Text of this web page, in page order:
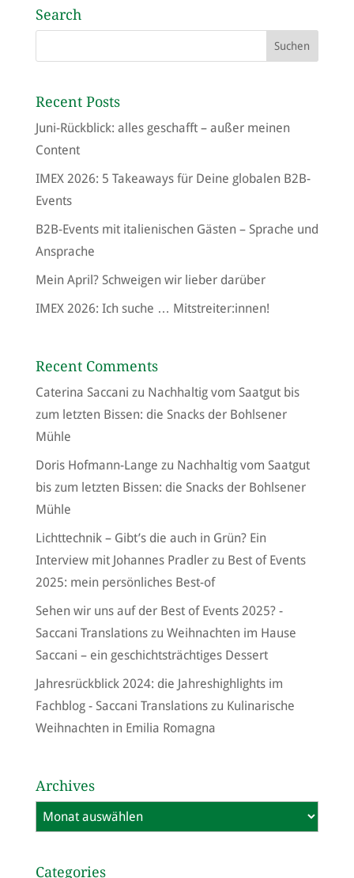
Search
Recent Posts
Juni-Rückblick: alles geschafft – außer meinen
Content
IMEX 2026: 5 Takeaways für Deine globalen B2B-
Events
B2B-Events mit italienischen Gästen – Sprache und
Ansprache
Mein April? Schweigen wir lieber darüber
IMEX 2026: Ich suche … Mitstreiter:innen!
Recent Comments
Caterina Saccani zu Nachhaltig vom Saatgut bis
zum letzten Bissen: die Snacks der Bohlsener
Mühle
Doris Hofmann-Lange zu Nachhaltig vom Saatgut
bis zum letzten Bissen: die Snacks der Bohlsener
Mühle
Lichttechnik – Gibt’s die auch in Grün? Ein
Interview mit Johannes Pradlerzu Best of Events
2025: mein persönliches Best-of
Sehen wir uns auf der Best of Events 2025? -
Saccani Translationszu Weihnachten im Hause
Saccani – ein geschichtsträchtiges Dessert
Jahresrückblick 2024: die Jahreshighlights im
Fachblog - Saccani Translationszu Kulinarische
Weihnachten in Emilia Romagna
Archives
Archives
Categories